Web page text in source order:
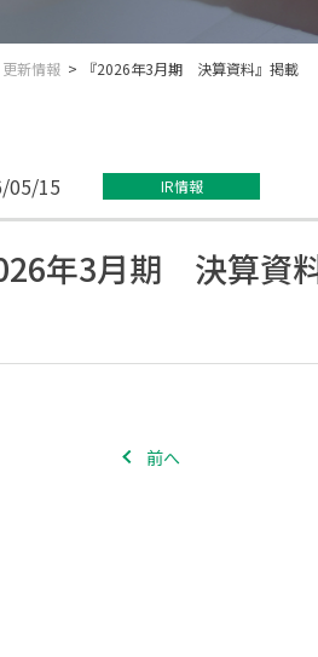
更新情報 『2026年3月期 決算資料』掲載
05/15 IR情報
年3月期 決算資
前へ